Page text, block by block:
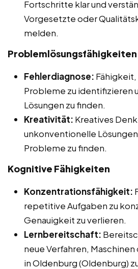
Fortschritte klar und
Vorgesetzte oder
melden.
Problemlösungsfähigkeiten
Fehlerdiagnose:
Probleme zu identifizieren
Lösungen zu finden.
Kreativität: Kreatives
unkonventionelle
Probleme zu finden.
Kognitive Fähigkeiten
Konzentrationsfähigkeit:
repetitive Aufgaben zu
Genauigkeit zu verlieren.
Lernbereitschaft:
neue Verfahren,
in Oldenburg (Oldenburg)